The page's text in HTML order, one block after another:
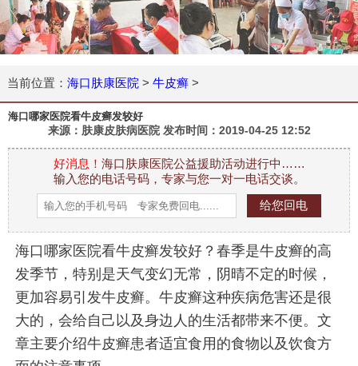
当前位置： 海口肤康医院 > 牛皮癣>
海口哪家医院看牛皮癣发较好
来源：肤康皮肤病医院 发布时间： 2019-04-25 12:52
好消息！ 海口肤康医院公益援助活动进行中……
输入您的电话号码，专家与您一对一电话交谈。
海口哪家医院看牛皮癣发较好？春季是牛皮癣的高
发季节，特别是天气变幻无常，阴晴不定的时候，
更加容易引发牛皮癣。牛皮癣这种疾病危害还是很
大的，会给自己以及身边人的生活都带来不便。文
章主要介绍牛皮癣患者适宜食用的食物以及饮食方